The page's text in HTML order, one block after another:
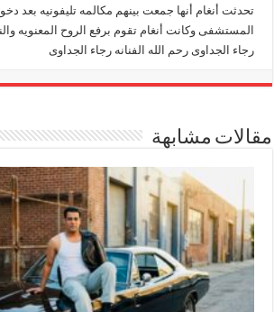
تحدثت أنغام أنها جمعت بينهم مكالمه تليفونيه بعد
المستشفى وكانت أنغام تقوم برفع الروح المعنويه
رجاء الجداوى رحم الله الفنانه رجاء الجداوى
مقالات مشابهة